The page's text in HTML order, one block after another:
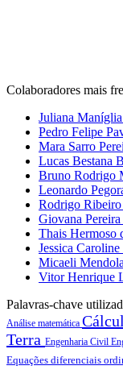
Colaboradores mais
Juliana
Pedro Felipe
Mara Sarro
Lucas Bestana
Bruno Rodrigo
Leonardo
Rodrigo
Giovana
Thais Hermoso
Jessica Caroline
Micaeli
Vitor Henrique
Palavras-chave
Análise matemática
Terra Engenharia Civil
Equações diferenciais